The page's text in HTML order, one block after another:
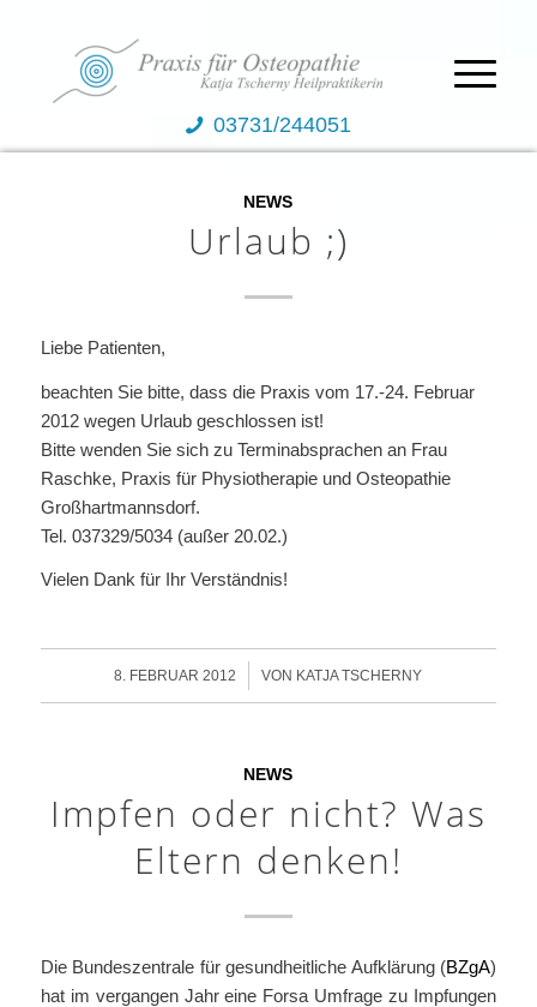
03731/244051
NEWS
Urlaub ;)
Liebe Patienten,
beachten Sie bitte, dass die Praxis vom 17.-24. Februar
2012 wegen Urlaub geschlossen ist!
Bitte wenden Sie sich zu Terminabsprachen an Frau
Raschke, Praxis für Physiotherapie und Osteopathie
Großhartmannsdorf.
Tel. 037329/5034 (außer 20.02.)
Vielen Dank für Ihr Verständnis!
8. FEBRUAR 2012
/ VON KATJA TSCHERNY
NEWS
Impfen oder nicht? Was
Eltern denken!
Die Bundeszentrale für gesundheitliche Aufklärung (BZgA)
hat im vergangen Jahr eine Forsa Umfrage zu Impfungen